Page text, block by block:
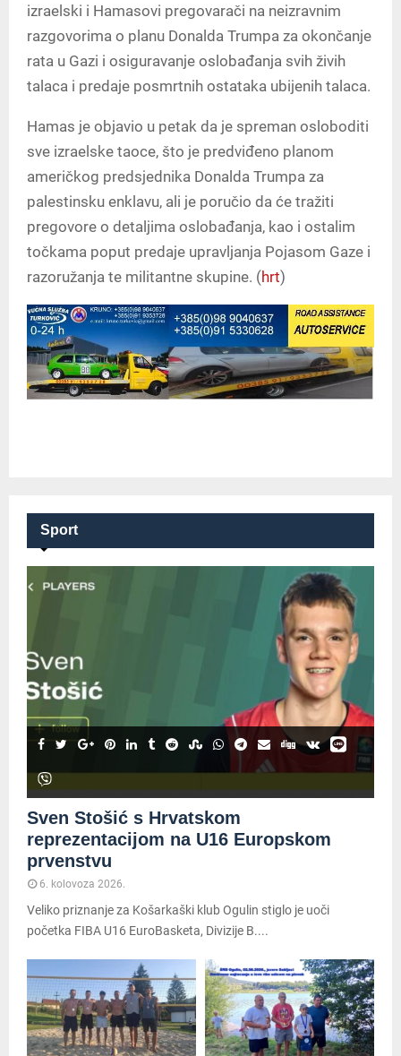
izraelski i Hamasovi pregovarači na neizravnim
razgovorima o planu Donalda Trumpa za okončanje
rata u Gazi i osiguravanje oslobađanja svih živih
talaca i predaje posmrtnih ostataka ubijenih talaca.
Hamas je objavio u petak da je spreman osloboditi
sve izraelske taoce, što je predviđeno planom
američkog predsjednika Donalda Trumpa za
palestinsku enklavu, ali je poručio da će tražiti
pregovore o detaljima oslobađanja, kao i ostalim
točkama poput predaje upravljanja Pojasom Gaze i
razoružanja te militantne skupine. (hrt)
Sport
Sven Stošić s Hrvatskom
reprezentacijom na U16 Europskom
prvenstvu
6. kolovoza 2026.
Veliko priznanje za Košarkaški klub Ogulin stiglo je uoči
početka FIBA U16 EuroBasketa, Divizije B....